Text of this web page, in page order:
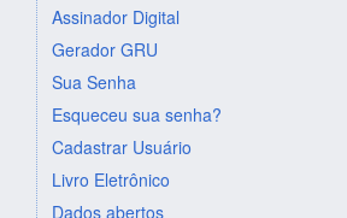
Assinador Digital
Gerador GRU
Sua Senha
Esqueceu sua senha?
Cadastrar Usuário
Livro Eletrônico
Dados abertos